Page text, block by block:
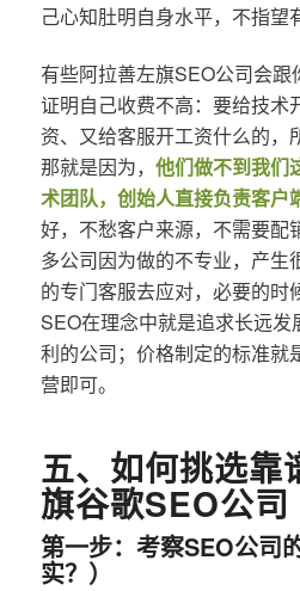
己心知肚明自身水平，不指望
有些阿拉善左旗SEO公司会跟
证明自己收费不高：要给技术
资、又给客服开工资什么的，
那就是因为， 他们做不到我们
术团队，创始人直接负责客户
好，不愁客户来源，不需要配
多公司因为做的不专业，产生
的专门客服去应对，必要的时
SEO在理念中就是追求长远发
利的公司；价格制定的标准就
营即可。
五、如何挑选靠
旗谷歌SEO公司
第一步：考察SEO公司
实？）